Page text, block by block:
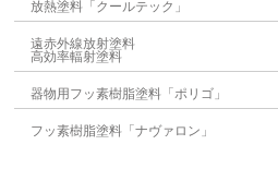
放熱塗料「クールテック」
遠赤外線放射塗料
高効率輻射塗料
器物用フッ素樹脂塗料「ポリゴ」
フッ素樹脂塗料「ナヴァロン」